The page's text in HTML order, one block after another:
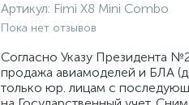
Артикул: Fimi X8 Mini Combo
Пока нет отзывов
Согласно Указу Президента
продажа авиамоделей и БЛА
только юр. лицам с